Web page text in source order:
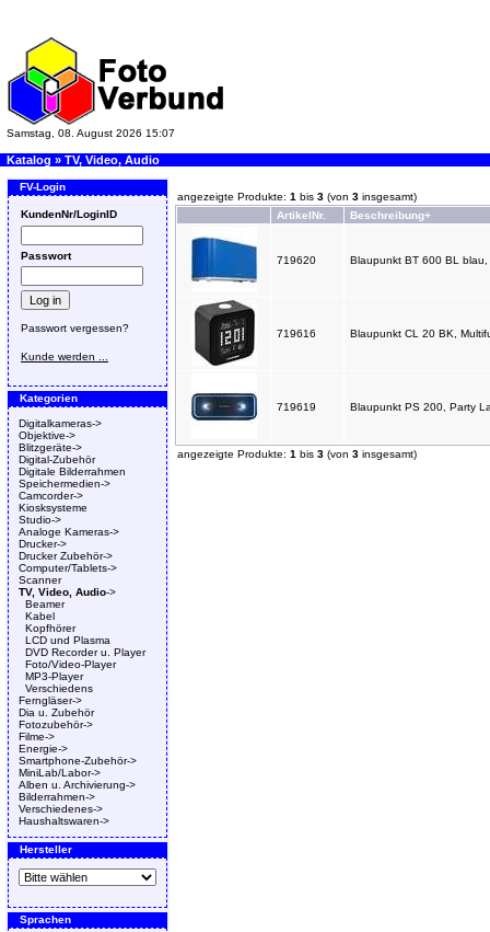
Samstag, 08. August 2026 15:07
Katalog » TV, Video, Audio
FV-Login
KundenNr/LoginID
Passwort
Passwort vergessen?
Kunde werden ...
Kategorien
Digitalkameras->
Objektive->
Blitzgeräte->
Digital-Zubehör
Digitale Bilderrahmen
Speichermedien->
Camcorder->
Kiosksysteme
Studio->
Analoge Kameras->
Drucker->
Drucker Zubehör->
Computer/Tablets->
Scanner
TV, Video, Audio->
Beamer
Kabel
Kopfhörer
LCD und Plasma
DVD Recorder u. Player
Foto/Video-Player
MP3-Player
Verschiedens
Ferngläser->
Dia u. Zubehör
Fotozubehör->
Filme->
Energie->
Smartphone-Zubehör->
MiniLab/Labor->
Alben u. Archivierung->
Bilderrahmen->
Verschiedenes->
Haushaltswaren->
Hersteller
Sprachen
angezeigte Produkte: 1 bis 3 (von 3 insgesamt)
ArtikelNr.
Beschreibung+
719620 Blaupunkt BT 600 BL
719616 Blaupunkt CL 20 BK,
719619 Blaupunkt PS 200, Party
angezeigte Produkte: 1 bis 3 (von 3 insgesamt)